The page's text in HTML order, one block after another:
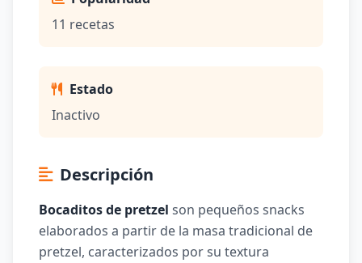
11 recetas
Estado
Inactivo
Descripción
Bocaditos de pretzel son pequeños snacks
elaborados a partir de la masa tradicional de
pretzel, caracterizados por su textura